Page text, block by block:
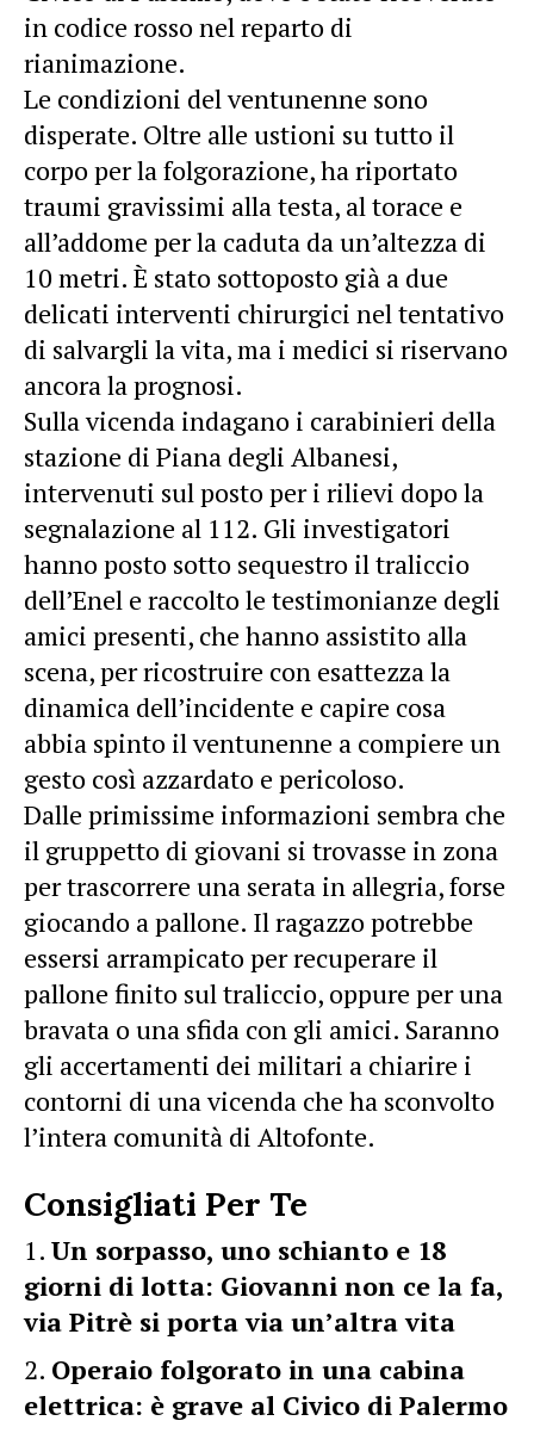
in codice rosso nel reparto di
rianimazione.
Le condizioni del ventunenne sono
disperate. Oltre alle ustioni su tutto il
corpo per la folgorazione, ha riportato
traumi gravissimi alla testa, al torace e
all’addome per la caduta da un’altezza di
10 metri. È stato sottoposto già a due
delicati interventi chirurgici nel tentativo
di salvargli la vita, ma i medici si riservano
ancora la prognosi.
Sulla vicenda indagano i carabinieri della
stazione di Piana degli Albanesi,
intervenuti sul posto per i rilievi dopo la
segnalazione al 112. Gli investigatori
hanno posto sotto sequestro il traliccio
dell’Enel e raccolto le testimonianze degli
amici presenti, che hanno assistito alla
scena, per ricostruire con esattezza la
dinamica dell’incidente e capire cosa
abbia spinto il ventunenne a compiere un
gesto così azzardato e pericoloso.
Dalle primissime informazioni sembra che
il gruppetto di giovani si trovasse in zona
per trascorrere una serata in allegria, forse
giocando a pallone. Il ragazzo potrebbe
essersi arrampicato per recuperare il
pallone finito sul traliccio, oppure per una
bravata o una sfida con gli amici. Saranno
gli accertamenti dei militari a chiarire i
contorni di una vicenda che ha sconvolto
l’intera comunità di Altofonte.
Consigliati Per Te
Un sorpasso, uno schianto e 18
giorni di lotta: Giovanni non ce la fa,
via Pitrè si porta via un’altra vita
Operaio folgorato in una cabina
elettrica: è grave al Civico di Palermo